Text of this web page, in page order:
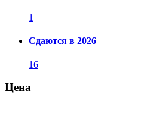
1
Сдаются в 2026
16
Цена